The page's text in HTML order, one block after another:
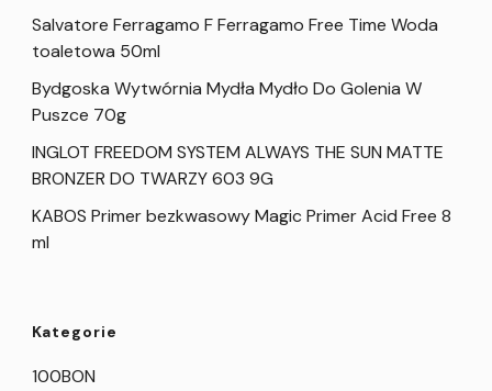
Salvatore Ferragamo F Ferragamo Free Time Woda
toaletowa 50ml
Bydgoska Wytwórnia Mydła Mydło Do Golenia W
Puszce 70g
INGLOT FREEDOM SYSTEM ALWAYS THE SUN MATTE
BRONZER DO TWARZY 603 9G
KABOS Primer bezkwasowy Magic Primer Acid Free 8
ml
Kategorie
100BON